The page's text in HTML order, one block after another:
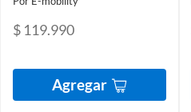
$ 119.990
Agregar